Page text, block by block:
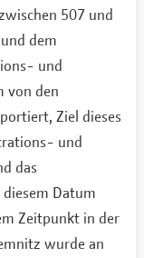
507 und
dem
und
von den
Ziel dieses
und
das
Datum
Zeitpunkt in der
wurde an